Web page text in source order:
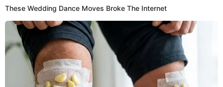
elpopular.pe
elpopular.pe
24 May 2025 | 21:03 h
Actualizado24 May 2025 | 21:03 h